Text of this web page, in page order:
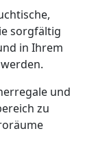
sorgfältig
in Ihrem
und
zu